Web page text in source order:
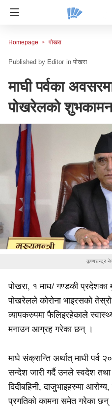
Homepage पोखरा
Editor in पोखरा
माघी पर्वका
पोखरेलको
कृष्णचन्द्र
पोखरा, १ माघ/ गण्डकी प्रदेशका
पोखरेलले कोरोना भाइरसको
व्यापकरुपमा फैलिइरहेकाले
मनाउन आग्रह गरेका छन् ।
माघे संक्रान्ति अर्थात् माघी पर्व
सन्देश जारी गर्दै उनले स्वदेश तथा
दिदीबहिनी, दाजुभाइहरुमा
प्रगतिको कामना समेत गरेका छन्